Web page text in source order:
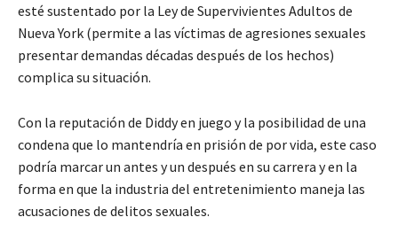
esté sustentado por la Ley de Supervivientes Adultos de
Nueva York (permite a las víctimas de agresiones sexuales
presentar demandas décadas después de los hechos)
complica su situación.
Con la reputación de Diddy en juego y la posibilidad de una
condena que lo mantendría en prisión de por vida, este caso
podría marcar un antes y un después en su carrera y en la
forma en que la industria del entretenimiento maneja las
acusaciones de delitos sexuales.